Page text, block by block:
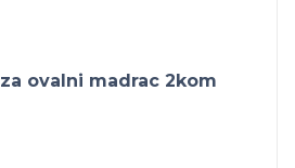
ovalni madrac 2kom